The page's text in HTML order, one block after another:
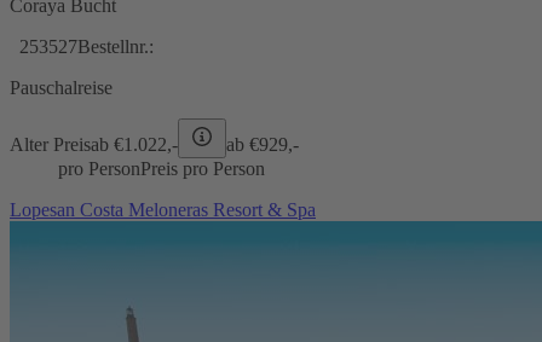
Coraya Bucht
253527Bestellnr.:
Pauschalreise
Alter Preisab €1.022,- ab €929,-
pro PersonPreis pro Person
Lopesan Costa Meloneras Resort & Spa